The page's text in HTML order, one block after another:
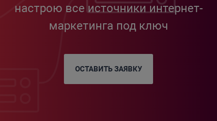
настрою все источники интернет-
маркетинга под ключ
ОСТАВИТЬ ЗАЯВКУ